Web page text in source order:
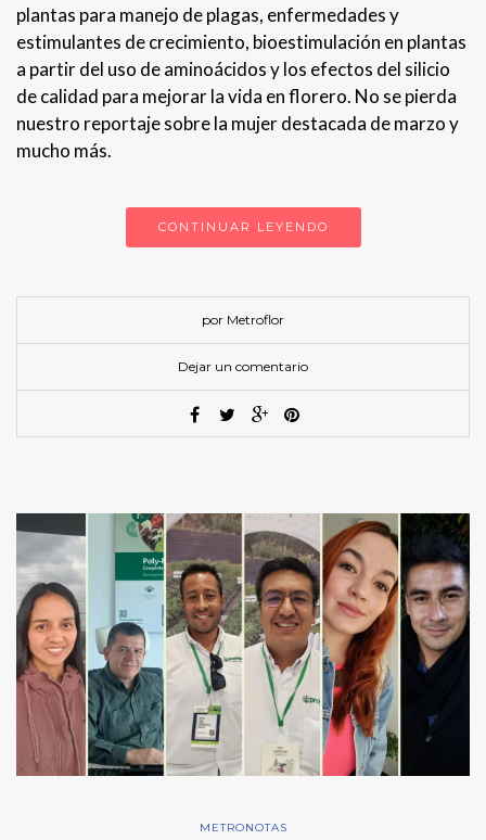
plantas para manejo de plagas, enfermedades y
estimulantes de crecimiento, bioestimulación en plantas
a partir del uso de aminoácidos y los efectos del silicio
de calidad para mejorar la vida en florero. No se pierda
nuestro reportaje sobre la mujer destacada de marzo y
mucho más.
CONTINUAR LEYENDO
por Metroflor
Dejar un comentario
METRONOTAS